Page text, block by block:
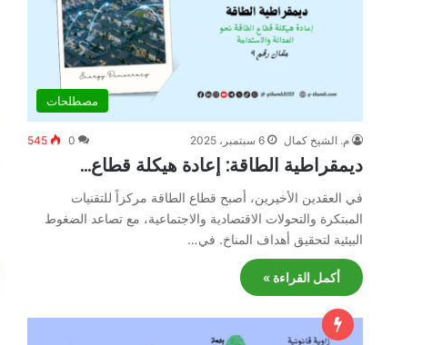
مصطلحات
م. الشيخ كمال 6 سبتمبر، 2025 0
545
ديمقراطية الطاقة: إعادة هيكلة قطاع…
في العقدين الأخيرين، أصبح قطاع الطاقة مركزاً للتقنيات
المبتكرة والتحولات الاقتصادية والاجتماعية، مع تصاعد الضغوط
البيئية لتحقيق أهداف المناخ. في…
أكمل القراءة »